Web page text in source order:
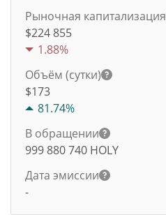
Рыночная капитализация
$224 855
1.88%
Объём (сутки)
$173
81.74%
В обращении
999 880 740 HOLY
Дата эмиссии
-